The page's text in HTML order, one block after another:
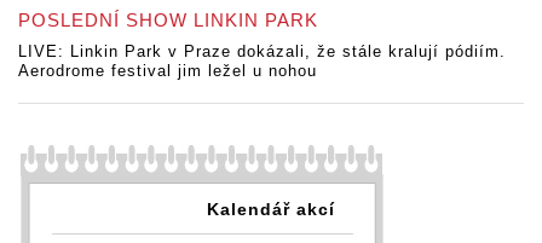
POSLEDNÍ SHOW LINKIN PARK
LIVE: Linkin Park v Praze dokázali, že stále kralují pódiím.
Aerodrome festival jim ležel u nohou
Kalendář akcí